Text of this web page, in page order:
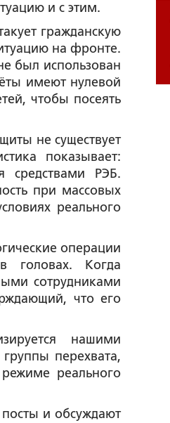
и с этим.
гражданскую
на фронте.
был использован
имеют нулевой
чтобы посеять
не существует
показывает:
средствами РЭБ.
при массовых
реального
операции
Когда
сотрудниками
что его
нашими
перехвата,
реального
и обсуждают